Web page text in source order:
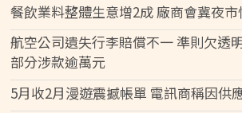
餐飲業料整體生意增2成 廠商會冀夜
航空公司遺失行李賠償不一 準則欠透
部分涉款逾萬元
5月收2月漫遊震撼帳單 電訊商稱因供